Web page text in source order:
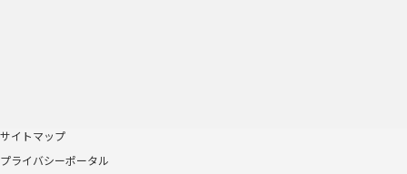
サイトマップ
プライバシーポータル